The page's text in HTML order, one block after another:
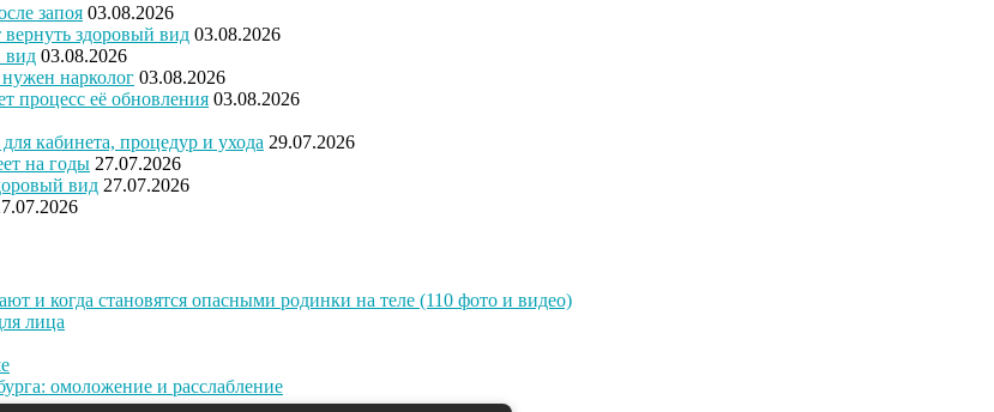
запоя 03.08.2026
здоровый вид 03.08.2026
вид 03.08.2026
нужен нарколог 03.08.2026
процесс её обновления 03.08.2026
кабинета, процедур и ухода 29.07.2026
на годы 27.07.2026
вид 27.07.2026
и когда становятся опасными родинки на теле (110 фото и видео)
лица
омоложение и расслабление